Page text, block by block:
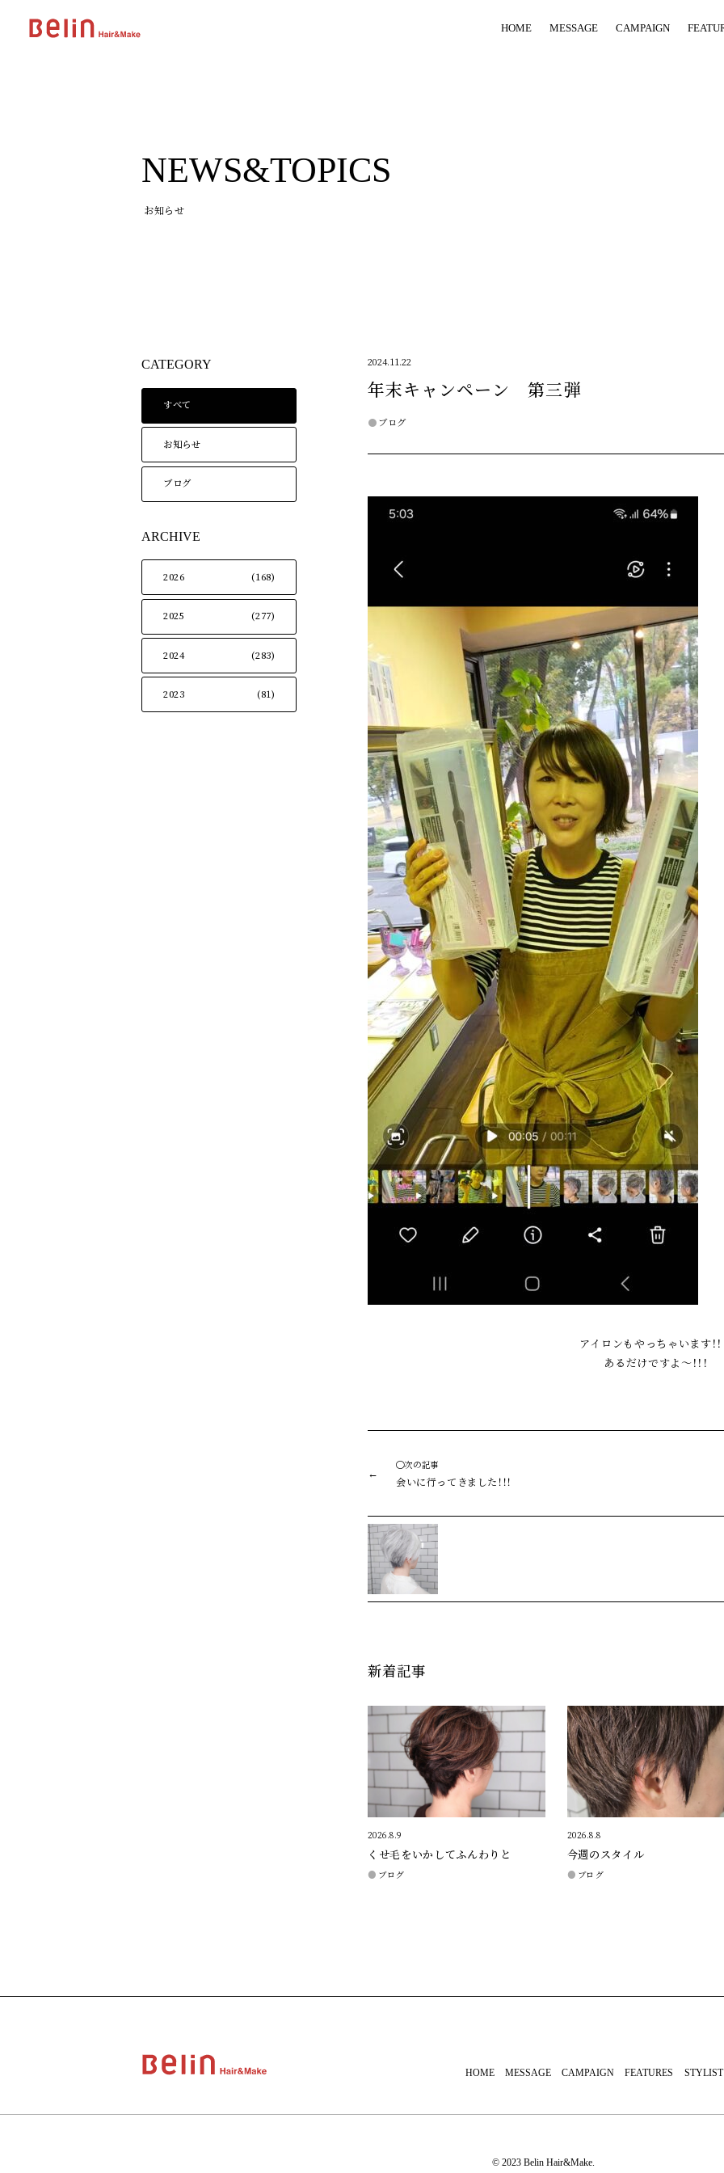
HOME MESSAGE CAMPAIGN
NEWS&TOPICS
お知らせ
CATEGORY
すべて
お知らせ
ブログ
ARCHIVE
2026 (168)
2025 (277)
2024 (283)
2023 (81)
2024.11.22
年末キャンペーン 第三弾
ブログ
アイロンもやっちゃいます！！
あるだけですよ～！！！
◯次の記事
会いに行ってきました！！！
新着記事
2026.8.9
くせ毛をいかしてふんわりと
ブログ
2026.8.8
今週のスタイル
ブログ
HOME MESSAGE CAMPAIGN FEATURES STYLIST
© 2023 Belin Hair&Make.